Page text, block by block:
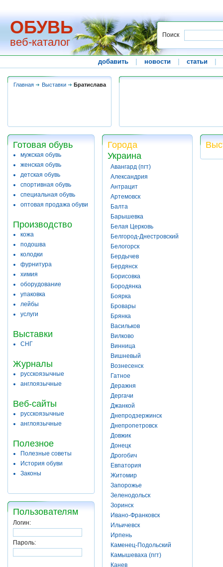
ОБУВЬ
веб-каталог
Поиск
добавить новости статьи
Главная Выставки Братислава
Готовая обувь
мужская обувь
женская обувь
детская обувь
спортивная обувь
специальная обувь
оптовая продажа обуви
Производство
кожа
подошва
колодки
фурнитура
химия
оборудование
упаковка
лейбы
услуги
Выставки
СНГ
Журналы
русскоязычные
англоязычные
Веб-сайты
русскоязычные
англоязычные
Полезное
Полезные советы
История обуви
Законы
Пользователям
Логин:
Пароль:
Города
Украина
Авангард (пгт)
Александрия
Антрацит
Артемовск
Балта
Барышевка
Белая Церковь
Белгород-Днестровский
Белогорск
Бердычев
Бердянск
Борисовка
Бородянка
Боярка
Бровары
Брянка
Васильков
Вилково
Винница
Вишневый
Вознесенск
Гатное
Деражня
Дергачи
Джанкой
Днепродзержинск
Днепропетровск
Довжик
Донецк
Дрогобич
Евпатория
Житомир
Запорожье
Зеленодольск
Зоринск
Ивано-Франковск
Ильичевск
Ирпень
Каменец-Подольский
Камышеваха (пгт)
Канев